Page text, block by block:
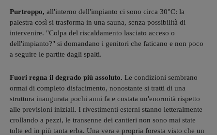
Purtroppo, all'interno dell'impianto ci sono circa 30°C: la
palestra così si trasforma in una sauna, senza possibilità di
intervenire. "Colpa del riscaldamento lasciato acceso o
dell'impianto?" si domandano i genitori che faticano e non poco
a seguire le partite dagli spalti.
Fuori regna il degrado più assoluto. Le condizioni sembrano
ormai di completo disfacimento, nonostante si tratti di una
struttura inaugurata pochi anni fa e costata un'enormità rispetto
alle previsioni iniziali. I rivestimenti esterni stanno letteralmente
crollando a pezzi, le transenne dei cantieri non sono mai state
tolte ed in più tanta erba. Una vera e propria foresta visto che un